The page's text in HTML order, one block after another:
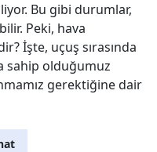
Bu gibi durumlar,
Peki, hava
İşte, uçuş sırasında
sahip olduğumuz
gerektiğine dair